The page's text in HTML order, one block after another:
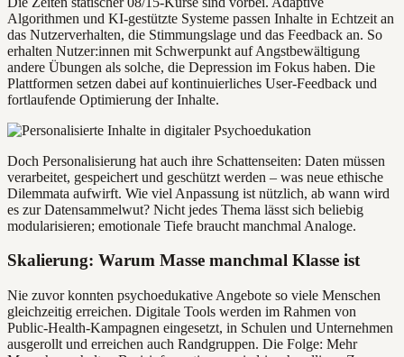
Algorithmen und KI-gestützte Systeme passen Inhalte in Echtzeit an
das Nutzerverhalten, die Stimmungslage und das Feedback an. So
erhalten Nutzer:innen mit Schwerpunkt auf Angstbewältigung
andere Übungen als solche, die Depression im Fokus haben. Die
Plattformen setzen dabei auf kontinuierliches User-Feedback und
fortlaufende Optimierung der Inhalte.
Doch Personalisierung hat auch ihre Schattenseiten: Daten müssen
verarbeitet, gespeichert und geschützt werden – was neue ethische
Dilemmata aufwirft. Wie viel Anpassung ist nützlich, ab wann wird
es zur Datensammelwut? Nicht jedes Thema lässt sich beliebig
modularisieren; emotionale Tiefe braucht manchmal Analoge.
Skalierung: Warum Masse manchmal Klasse ist
Nie zuvor konnten psychoedukative Angebote so viele Menschen
gleichzeitig erreichen. Digitale Tools werden im Rahmen von
Public-Health-Kampagnen eingesetzt, in Schulen und Unternehmen
ausgerollt und erreichen auch Randgruppen. Die Folge: Mehr